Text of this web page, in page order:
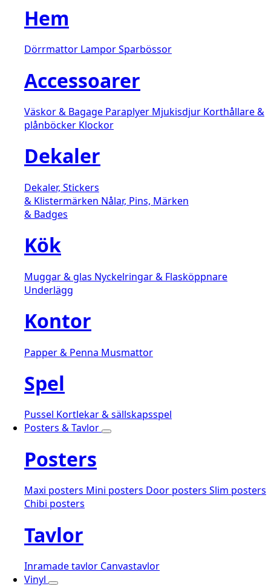
Hem
Dörrmattor LamporSparbössor
Accessoarer
Väskor & Bagage Paraplyer Mjukisdjur Korthållare &
plånböcker Klockor
Dekaler
Dekaler, Stickers
& Klistermärken Nålar, Pins, Märken
& Badges
Kök
Muggar & glas Nyckelringar & Flasköppnare
Underlägg
Kontor
Papper & Penna Musmattor
Spel
Pussel Kortlekar & sällskapsspel
Posters & Tavlor
Posters
Maxi posters Mini posters Door posters Slim posters
Chibi posters
Tavlor
Inramade tavlor Canvastavlor
Vinyl